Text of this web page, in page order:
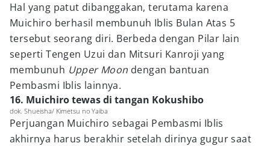
Hal yang patut dibanggakan, terutama karena
Muichiro berhasil membunuh Iblis Bulan Atas 5
tersebut seorang diri. Berbeda dengan Pilar lain
seperti Tengen Uzui dan Mitsuri Kanroji yang
membunuh Upper Moon dengan bantuan
Pembasmi Iblis lainnya.
16. Muichiro tewas di tangan Kokushibo
dok. Shueisha/ Kimetsu no Yaiba
Perjuangan Muichiro sebagai Pembasmi Iblis
akhirnya harus berakhir setelah dirinya gugur saat